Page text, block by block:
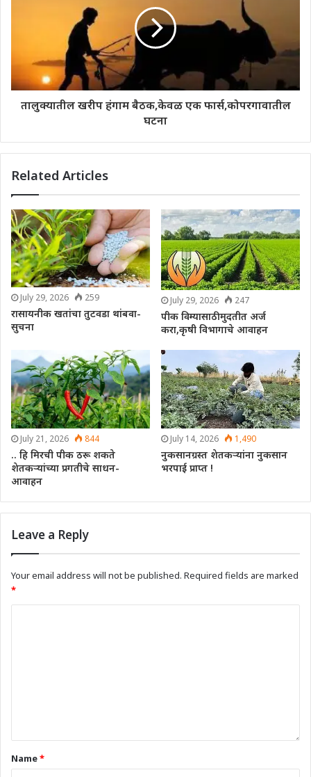
तालुक्यातील खरीप हंगाम बैठक,केवळ एक फार्स,कोपरगावातील
घटना
Related Articles
July 29, 2026 259
रासायनीक खतांचा तुटवडा थांबवा-
सुचना
July 29, 2026 247
पीक विम्यासाठी मुदतीत अर्ज
करा,कृषी विभागाचे आवाहन
July 21, 2026 844
.. हि मिरची पीक ठरू शकते
शेतकऱ्यांच्या प्रगतीचे साधन-
आवाहन
July 14, 2026 1,490
नुकसानग्रस्त शेतकऱ्यांना नुकसान
भरपाई प्राप्त !
Leave a Reply
Your email address will not be published. Required fields are marked
*
Name*